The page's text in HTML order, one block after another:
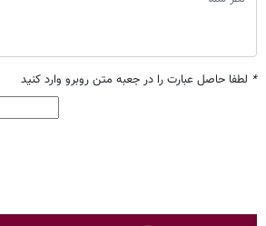
* لطفا حاصل عبارت را در جعبه متن روبرو وارد کنید